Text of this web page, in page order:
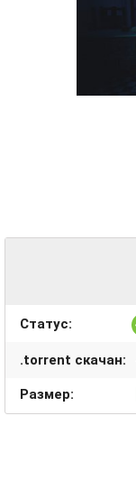
Статус:
.torrent скачан:
Размер: